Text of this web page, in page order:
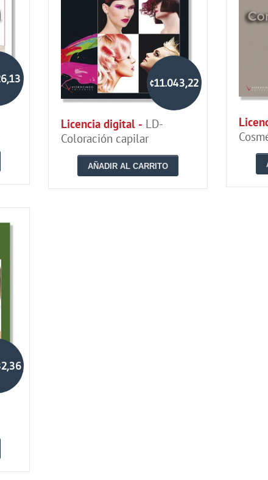
¢11.043,22
Licencia digital - LD-
Coloración capilar
AÑADIR AL CARRITO